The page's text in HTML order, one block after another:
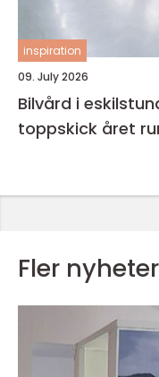
inspiration
09. July 2026
Bilvård i eskilstuna så håller du
toppskick året
Fler nyheter